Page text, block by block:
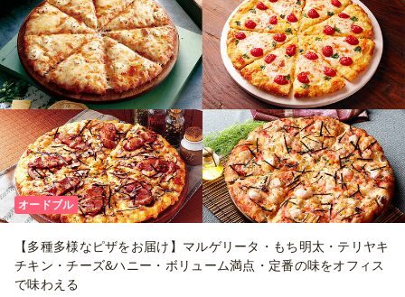
オードブル
【多種多様なピザをお届け】マルゲリータ・もち明太・テリヤキ
チキン・チーズ&ハニー・ボリューム満点・定番の味をオフィス
で味わえる